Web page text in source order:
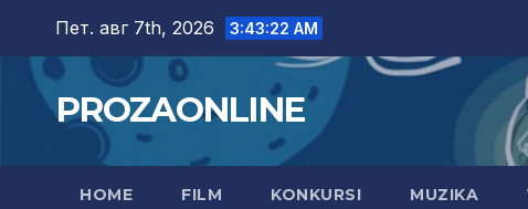
content
Пет. авг 7th, 2026 3:43:23 AM
PROZAONLINE
HOME FILM KONKURSI MUZIKA